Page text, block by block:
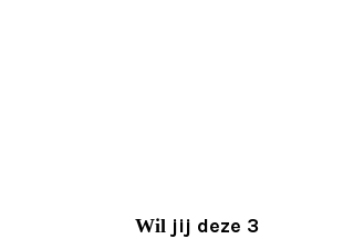
Wil jij deze 3